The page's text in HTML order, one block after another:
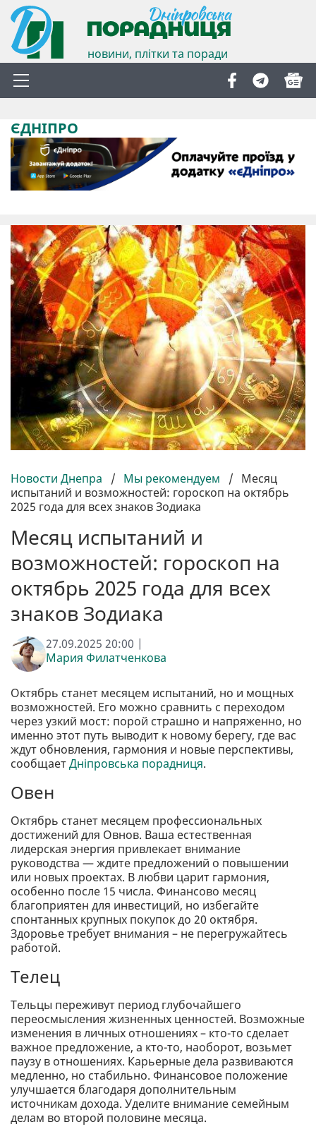
новини, плітки та поради
ЄДНІПРО
Новости Днепра / Мы рекомендуем / Месяц
испытаний и возможностей: гороскоп на октябрь
2025 года для всех знаков Зодиака
Месяц испытаний и
возможностей: гороскоп на
октябрь 2025 года для всех
знаков Зодиака
27.09.2025 20:00 |
Мария Филатченкова
Октябрь станет месяцем испытаний, но и мощных
возможностей. Его можно сравнить с переходом
через узкий мост: порой страшно и напряженно, но
именно этот путь выводит к новому берегу, где вас
ждут обновления, гармония и новые перспективы,
сообщаетДніпровська порадниця.
Овен
Октябрь станет месяцем профессиональных
достижений для Овнов. Ваша естественная
лидерская энергия привлекает внимание
руководства — ждите предложений о повышении
или новых проектах. В любви царит гармония,
особенно после 15 числа. Финансово месяц
благоприятен для инвестиций, но избегайте
спонтанных крупных покупок до 20 октября.
Здоровье требует внимания – не перегружайтесь
работой.
Телец
Тельцы переживут период глубочайшего
переосмысления жизненных ценностей. Возможные
изменения в личных отношениях – кто-то сделает
важное предложение, а кто-то, наоборот, возьмет
паузу в отношениях. Карьерные дела развиваются
медленно, но стабильно. Финансовое положение
улучшается благодаря дополнительным
источникам дохода. Уделите внимание семейным
делам во второй половине месяца.